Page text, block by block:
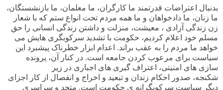
بدنبال اعتراضات قدرتمند ما کارگران، ما معلمان، ما بازنشستگان،
ما زنان، ما دادخواهان و ما همه مردم تحت انواع ستم که با شعار
زن زندگی آزادی ، معیشت، منزلت و داشتن زندگی انسانی را حق
مسلم خود اعلام کردیم، حکومت با تشدید سرکوبگری هایش می
خواهد ما مردم را به عقب براند. اعدام ابزار خطرناک پیشبرد این
سیاست برای مرعوب کردن جامعه است. در کنار آن، پرونده
سازی های امنیتی، اعتراف گیری های اجباری در زیر
شکنجه، صدور احکام زندان و تبعید و اخراج و انفصال از کار اجزای
دیگر سیاست سرکوبگرانه ی حکومت است. متحد و سراسری